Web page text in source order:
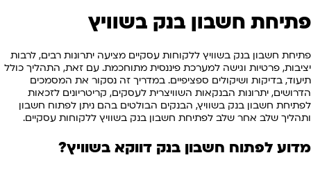
פתיחת חשבון בנק בשוויץ
פתיחת חשבון בנק בשוויץ ללקוחות עסקיים מציעה יתרונות רבים, לרבות
יציבות, פרטיות וגישה למערכת פיננסית מתוחכמת. עם זאת, התהליך כולל
תיעוד, בדיקות ושיקולים ספציפיים. במדריך זה נסקור את המסמכים
הדרושים, יתרונות הבנקאות השוויצרית לעסקים, קריטריונים לזכאות
לפתיחת חשבון בנק בשוויץ, הבנקים הבולטים בהם ניתן לפתוח חשבון
ותהליך שלב אחר שלב לפתיחת חשבון בנק בשוויץ ללקוחות עסקיים.
מדוע לפתוח חשבון בנק דווקא בשוויץ?